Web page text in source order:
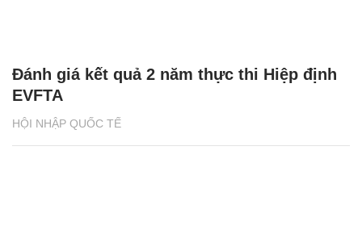
HỘI NHẬP QUỐC TẾ
Đánh giá kết quả 2 năm thực thi Hiệp định
EVFTA